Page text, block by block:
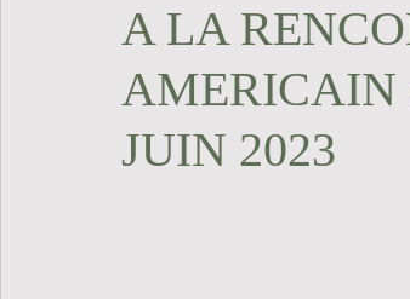
A LA
AMERICAIN
JUIN 2023